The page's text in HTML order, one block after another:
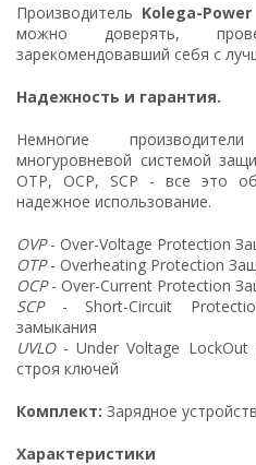
Производитель Kolega-Power
можно доверять,
зарекомендовавший себя с
Надежность и гарантия.
Немногие
многуровневой системой
OTP, OCP, SCP - все это
надежное использование.
OVP- Over-Voltage Protection
OTP- Overheating Protection
OCP- Over-Current Protection
SCP- Short-Circuit
замыкания
UVLO- Under Voltage LockOut
строя ключей
Комплект: Зарядное
Характеристики